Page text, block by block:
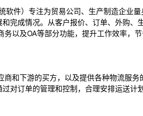
件）专注为贸易公司、生产制造企业
完成情况。从客户报价、订单、外购、
以及OA等部分功能，提升工作效率，
和下游的买方，以及提供各种物流服
对订单的管理和控制，合理安排运送计